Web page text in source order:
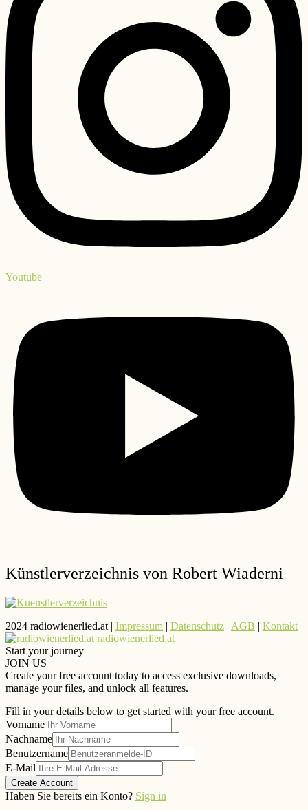
Youtube
Künstlerverzeichnis von Robert Wiaderni
2024 radiowienerlied.at | Impressum | Datenschutz | AGB | Kontakt
radiowienerlied.at
Start your journey
JOIN US
Create your free account today to access exclusive downloads,
manage your files, and unlock all features.
Fill in your details below to get started with your free account.
Vorname
Nachname
Benutzername
E-Mail
Create Account
Haben Sie bereits ein Konto? Sign in